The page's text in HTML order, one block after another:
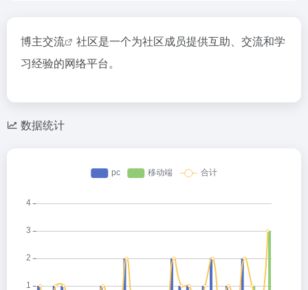
博主交流
社区是一个为社区成员提供互助、交流和学
习经验的网络平台。
数据统计